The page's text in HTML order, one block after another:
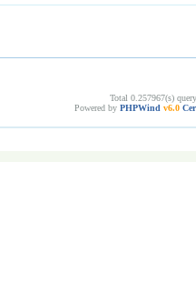
Total 0.257967(s)
Powered by PHPWind v6.0